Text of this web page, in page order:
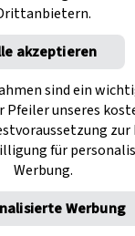
jeder
HIER.
akzeptieren
sind ein
unseres
für
Werbung.
Werbung